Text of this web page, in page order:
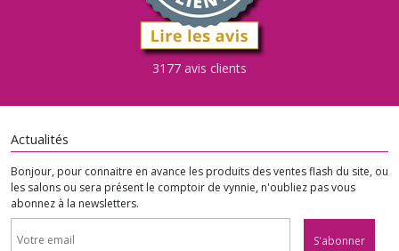
3177 avis clients
Actualités
Bonjour, pour connaitre en avance les produits des ventes flash du site, ou
les salons ou sera présent le comptoir de vynnie, n'oubliez pas vous
abonnez à la newsletters.
S'abonner